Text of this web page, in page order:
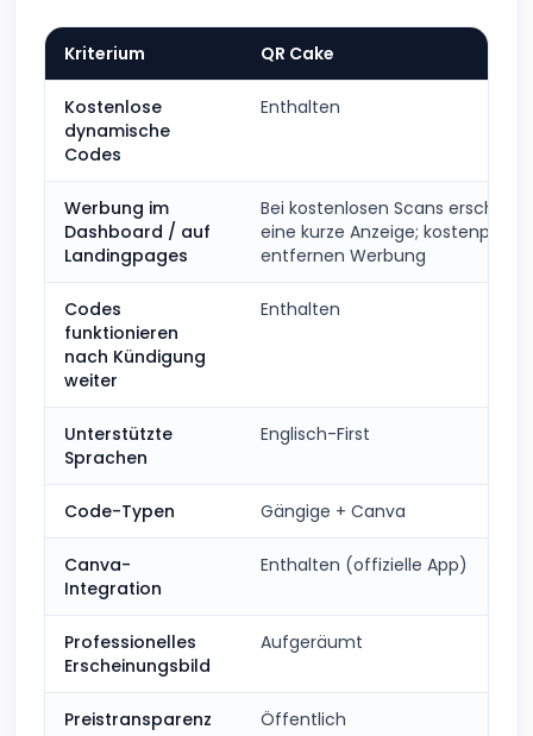
Kriterium QR Cake
Kostenlose
dynamische
Codes
Enthalten
Werbung im
Dashboard / auf
Landingpages
Bei kostenlosen Scans
eine kurze Anzeige;
entfernen Werbung
Codes
funktionieren
nach Kündigung
weiter
Enthalten
Unterstützte
Sprachen
Englisch-First
Code-Typen Gängige + Canva
Canva-
Integration
Enthalten (offizielle App)
Professionelles
Erscheinungsbild
Aufgeräumt
Preistransparenz Öffentlich